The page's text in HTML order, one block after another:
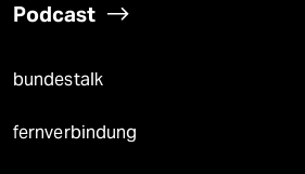
Podcast
bundestalk
fernverbindung